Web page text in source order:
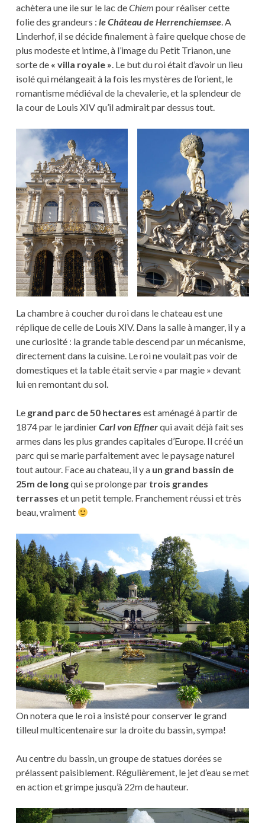
achètera une ile sur le lac deChiem pour réaliser cette
folie des grandeurs : le Château de Herrenchiemsee. A
Linderhof, il se décide finalement à faire quelque chose de
plus modeste et intime, à l’image du Petit Trianon, une
sorte de « villa royale » . Le but du roi était d’avoir un lieu
isolé qui mélangeait à la fois les mystères de l’orient, le
romantisme médiéval de la chevalerie, et la splendeur de
la cour de Louis XIV qu’il admirait par dessus tout.
La chambre à coucher du roi dans le chateau est une
réplique de celle de Louis XIV. Dans la salle à manger, il y a
une curiosité : la grande table descend par un mécanisme,
directement dans la cuisine. Le roi ne voulait pas voir de
domestiques et la table était servie « par magie » devant
lui en remontant du sol.
Le grand parc de 50 hectares est aménagé à partir de
1874 par le jardinierCarl von Effnerqui avait déjà fait ses
armes dans les plus grandes capitales d’Europe. Il créé un
parc qui se marie parfaitement avec le paysage naturel
tout autour. Face au chateau, il y a un grand bassin de
25m de longqui se prolonge par trois grandes
terrasses et un petit temple. Franchement réussi et très
beau, vraiment
On notera que le roi a insisté pour conserver le grand
tilleul multicentenaire sur la droite du bassin, sympa!
Au centre du bassin, un groupe de statues dorées se
prélassent paisiblement. Régulièrement, le jet d’eau se met
en action et grimpe jusqu’à 22m de hauteur.